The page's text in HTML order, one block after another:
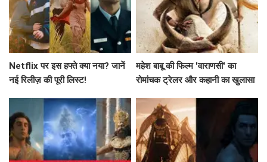
Netflix पर इस हफ्ते क्या नया? जानें
नई रिलीज़ की पूरी लिस्ट!
महेश बाबू की फिल्म 'वाराणसी' का
रोमांचक ट्रेलर और कहानी का खुलासा